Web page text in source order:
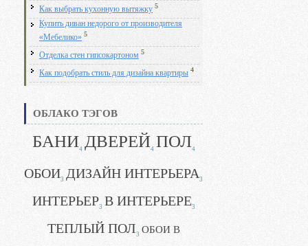
Как выбрать кухонную вытяжку 5
Купить диван недорого от производителя
«Мебелико» 5
Отделка стен гипсокартоном 5
Как подобрать стиль для дизайна квартиры 4
ОБЛАКО ТЭГОВ
БАНИ4 ДВЕРЕЙ4 ПОЛ4
ОБОИ3 ДИЗАЙН ИНТЕРЬЕРА3
ИНТЕРЬЕР3 В ИНТЕРЬЕРЕ3
ТЕПЛЫЙ ПОЛ3 ОБОИ В